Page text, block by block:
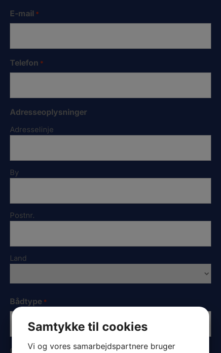
E-mail *
Telefon *
Adresseoplysninger
Adresselinje
By
Postnr.
Land
Bådtype *
Certifikat- eller sejlnr:
Samtykke til cookies
Vi og vores samarbejdspartnere bruger